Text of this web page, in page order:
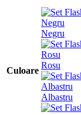
Culoare
Negru
Rosu
Albastru